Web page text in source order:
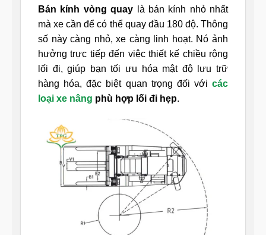
Bán kính vòng quay là bán kính nhỏ nhất
mà xe cần để có thể quay đầu 180 độ. Thông
số này càng nhỏ, xe càng linh hoạt. Nó ảnh
hưởng trực tiếp đến việc thiết kế chiều rộng
lối đi, giúp bạn tối ưu hóa mật độ lưu trữ
hàng hóa, đặc biệt quan trọng đối với các
loại xe nâng phù hợp lối đi hẹp.